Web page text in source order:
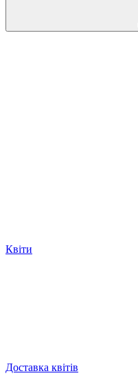
Квiти
Доставка квітів